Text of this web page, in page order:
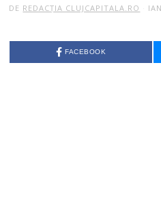
DE REDACȚIA CLUJCAPITALA.RO
FACEBOOK